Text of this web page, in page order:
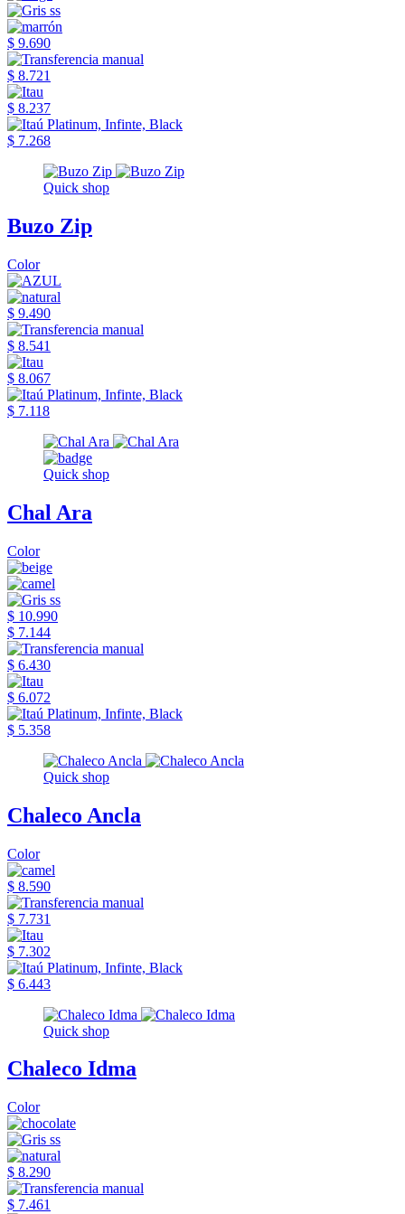
$ 9.690
$ 8.721
$ 8.237
$ 7.268
Quick shop
Buzo Zip
Color
$ 9.490
$ 8.541
$ 8.067
$ 7.118
Quick shop
Chal Ara
Color
$ 10.990
$ 7.144
$ 6.430
$ 6.072
$ 5.358
Quick shop
Chaleco Ancla
Color
$ 8.590
$ 7.731
$ 7.302
$ 6.443
Quick shop
Chaleco Idma
Color
$ 8.290
$ 7.461